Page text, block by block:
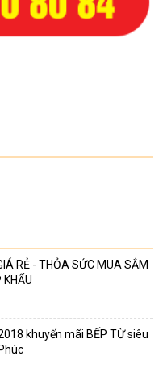
RẺ - THỎA SỨC MUA SẮM
KHẨU
khuyến mãi BẾP TỪ siêu